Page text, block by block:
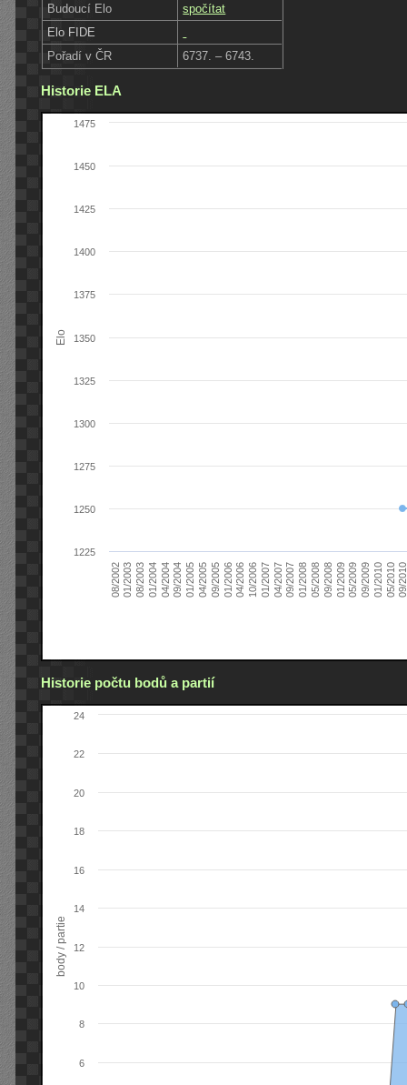
Budoucí Elo
spočítat
Elo FIDE
Pořadí v ČR
6737. – 6743.
Historie ELA
Elo
08/200201/200308/200301/200404/200409/200401/200504/200509/200501/200604/200610/200601/200704/200709/200701/200805/200809/200801/200905/200909/200901/201005/201009/
1225
1250
1275
1300
1325
1350
1375
1400
1425
1450
1475
Historie počtu bodů a partií
body / partie
6
8
10
12
14
16
18
20
22
24